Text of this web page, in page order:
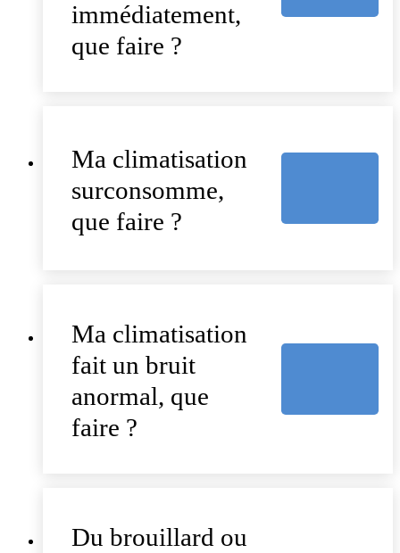
immédiatement,
que faire ?
Ma climatisation
surconsomme,
que faire ?
Ma climatisation
fait un bruit
anormal, que
faire ?
Du brouillard ou